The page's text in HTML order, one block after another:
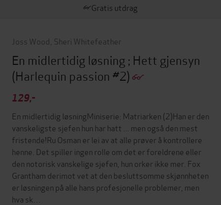
Gratis utdrag
Joss Wood Sheri Whitefeather
En midlertidig løsning ; Hett gjensyn
(Harlequin passion #2)
129,-
En midlertidig løsningMiniserie: Matriarken (2)Han er den
vanskeligste sjefen hun har hatt ... men også den mest
fristende!Ru Osman er lei av at alle prøver å kontrollere
henne. Det spiller ingen rolle om det er foreldrene eller
den notorisk vanskelige sjefen, hun orker ikke mer. Fox
Grantham derimot vet at den besluttsomme skjønnheten
er løsningen på alle hans profesjonelle problemer, men
hva sk…